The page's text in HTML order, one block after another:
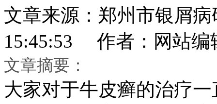
文章来源：郑州市银屑
15:45:53 作者：网站编
文章摘要：
大家对于牛皮癣的治疗